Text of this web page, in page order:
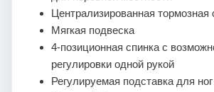
Централизированная тормозная
Мягкая подвеска
4-позиционная спинка с
регулировки одной рукой
Регулируемая подставка для ног